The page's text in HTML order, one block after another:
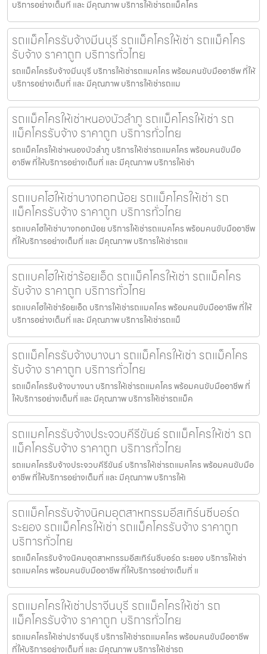
บริการอย่างเต็มที่ และ มีคุณภาพ บริการให้เช่ารถแม็คโคร
รถแม็คโครรับจ้างมีนบุรี รถแม็คโครให้เช่า รถแม็คโคร
รับจ้าง ราคาถูก บริการทั่วไทย
รถแม็คโครรับจ้างมีนบุรี บริการให้เช่ารถแมคโคร พร้อมคนขับมืออาชีพ ที่ให้
บริการอย่างเต็มที่ และ มีคุณภาพ บริการให้เช่ารถแม
รถแม็คโครให้เช่าหนองบัวลำภู รถแม็คโครให้เช่า รถ
แม็คโครรับจ้าง ราคาถูก บริการทั่วไทย
รถแม็คโครให้เช่าหนองบัวลำภู บริการให้เช่ารถแมคโคร พร้อมคนขับมือ
อาชีพ ที่ให้บริการอย่างเต็มที่ และ มีคุณภาพ บริการให้เช่า
รถแบคโฮให้เช่าบางกอกน้อย รถแม็คโครให้เช่า รถ
แม็คโครรับจ้าง ราคาถูก บริการทั่วไทย
รถแบคโฮให้เช่าบางกอกน้อย บริการให้เช่ารถแมคโคร พร้อมคนขับมืออาชีพ
ที่ให้บริการอย่างเต็มที่ และ มีคุณภาพ บริการให้เช่ารถแ
รถแบคโฮให้เช่าร้อยเอ็ด รถแม็คโครให้เช่า รถแม็คโคร
รับจ้าง ราคาถูก บริการทั่วไทย
รถแบคโฮให้เช่าร้อยเอ็ด บริการให้เช่ารถแมคโคร พร้อมคนขับมืออาชีพ ที่ให้
บริการอย่างเต็มที่ และ มีคุณภาพ บริการให้เช่ารถแม็
รถแม็คโครรับจ้างบางนา รถแม็คโครให้เช่า รถแม็คโคร
รับจ้าง ราคาถูก บริการทั่วไทย
รถแม็คโครรับจ้างบางนา บริการให้เช่ารถแมคโคร พร้อมคนขับมืออาชีพ ที่
ให้บริการอย่างเต็มที่ และ มีคุณภาพ บริการให้เช่ารถแม็ค
รถแมคโครรับจ้างประจวบคีรีขันธ์ รถแม็คโครให้เช่า รถ
แม็คโครรับจ้าง ราคาถูก บริการทั่วไทย
รถแมคโครรับจ้างประจวบคีรีขันธ์ บริการให้เช่ารถแมคโคร พร้อมคนขับมือ
อาชีพ ที่ให้บริการอย่างเต็มที่ และ มีคุณภาพ บริการให้เ
รถแม็คโครรับจ้างนิคมอุตสาหกรรมอีสเทิร์นซีบอร์ด
ระยอง รถแม็คโครให้เช่า รถแม็คโครรับจ้าง ราคาถูก
บริการทั่วไทย
รถแม็คโครรับจ้างนิคมอุตสาหกรรมอีสเทิร์นซีบอร์ด ระยอง บริการให้เช่า
รถแมคโคร พร้อมคนขับมืออาชีพ ที่ให้บริการอย่างเต็มที่ แ
รถแมคโครให้เช่าปราจีนบุรี รถแม็คโครให้เช่า รถ
แม็คโครรับจ้าง ราคาถูก บริการทั่วไทย
รถแมคโครให้เช่าปราจีนบุรี บริการให้เช่ารถแมคโคร พร้อมคนขับมืออาชีพ
ที่ให้บริการอย่างเต็มที่ และ มีคุณภาพ บริการให้เช่ารถ